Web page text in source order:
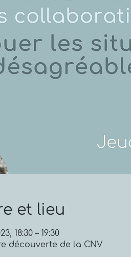
et lieu
18:30 – 19:30
découverte de la CNV